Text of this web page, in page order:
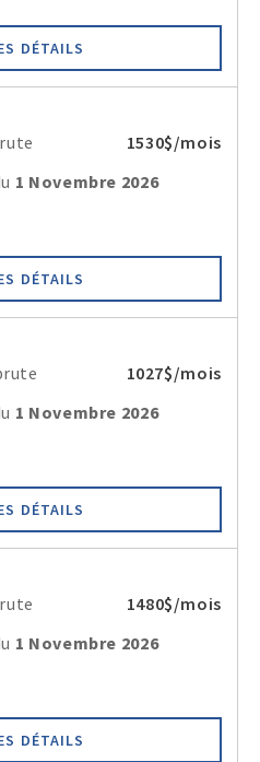
DÉTAILS
1530$/mois
1 Novembre 2026
DÉTAILS
1027$/mois
1 Novembre 2026
DÉTAILS
1480$/mois
1 Novembre 2026
DÉTAILS